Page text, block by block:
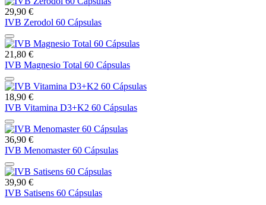
29,90 €
IVB Zerodol 60 Cápsulas
21,80 €
IVB Magnesio Total 60 Cápsulas
18,90 €
IVB Vitamina D3+K2 60 Cápsulas
36,90 €
IVB Menomaster 60 Cápsulas
39,90 €
IVB Satisens 60 Cápsulas